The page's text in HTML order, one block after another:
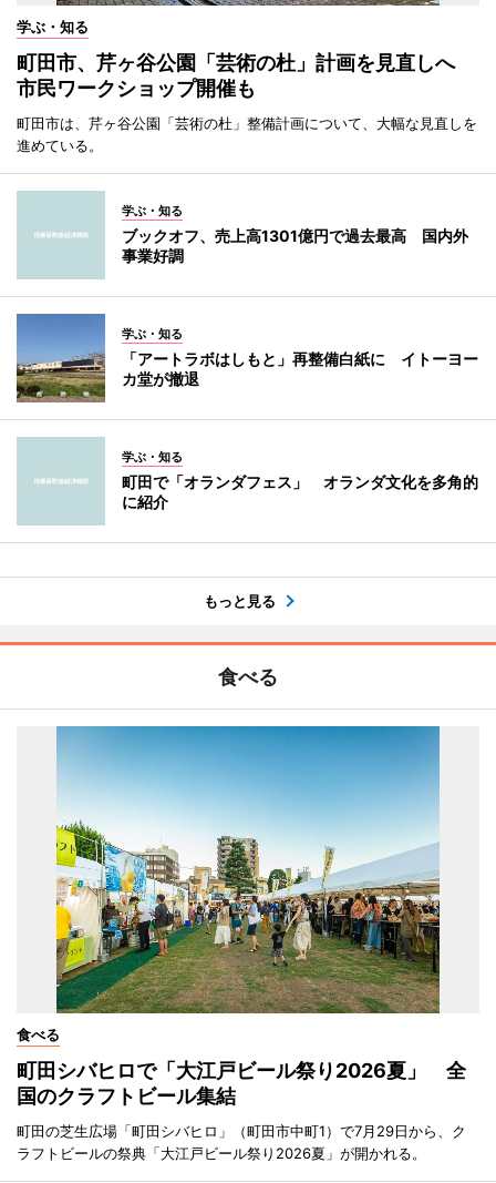
学ぶ・知る
町田市、芹ヶ谷公園「芸術の杜」計画を見直しへ
市民ワークショップ開催も
町田市は、芹ヶ谷公園「芸術の杜」整備計画について、大幅な見直しを
進めている。
学ぶ・知る
ブックオフ、売上高1301億円で過去最高 国内外
事業好調
学ぶ・知る
「アートラボはしもと」再整備白紙に イトーヨー
カ堂が撤退
学ぶ・知る
町田で「オランダフェス」 オランダ文化を多角的
に紹介
もっと見る
食べる
食べる
町田シバヒロで「大江戸ビール祭り2026夏」 全
国のクラフトビール集結
町田の芝生広場「町田シバヒロ」（町田市中町1）で7月29日から、ク
ラフトビールの祭典「大江戸ビール祭り2026夏」が開かれる。